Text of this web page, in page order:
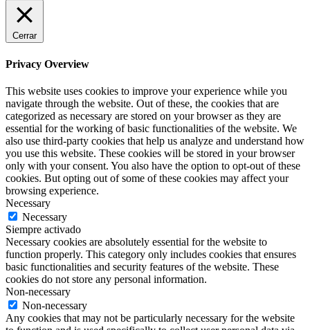
Cerrar
Privacy Overview
This website uses cookies to improve your experience while you
navigate through the website. Out of these, the cookies that are
categorized as necessary are stored on your browser as they are
essential for the working of basic functionalities of the website. We
also use third-party cookies that help us analyze and understand how
you use this website. These cookies will be stored in your browser
only with your consent. You also have the option to opt-out of these
cookies. But opting out of some of these cookies may affect your
browsing experience.
Necessary
Necessary
Siempre activado
Necessary cookies are absolutely essential for the website to
function properly. This category only includes cookies that ensures
basic functionalities and security features of the website. These
cookies do not store any personal information.
Non-necessary
Non-necessary
Any cookies that may not be particularly necessary for the website